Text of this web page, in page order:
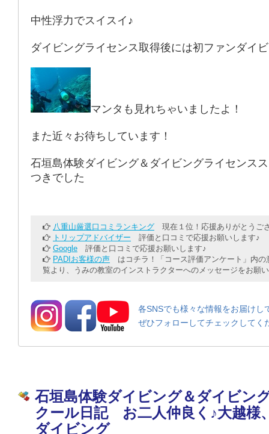
中性浮力でスイスイ♪
ダイビングライセンス取得後には初ファンダイ
マンタも見れちゃいましたよ！
また近々お待ちしています！
石垣島体験ダイビング＆ダイビングライセンス
つきでした
八重山厳選口コミランキング 現在１位！応援ありがとうご
トリップアドバイザー 評価と口コミで応援お願いします♪
Google 評価と口コミで応援お願いします♪
PADIお客様の声 はコチラ！「コース評価アンケート」内の
覧より、うみの教室のインストラクターへのメッセージをお願
各SNSでも様々な情報をお届けし
ぜひフォローしてチェックしてく
石垣島体験ダイビング＆ダイビン
クール日記 お二人仲良く♪大越
ダイビング